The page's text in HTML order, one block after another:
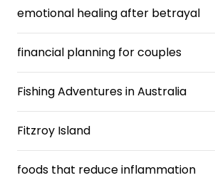
emotional healing after betrayal
financial planning for couples
Fishing Adventures in Australia
Fitzroy Island
foods that reduce inflammation